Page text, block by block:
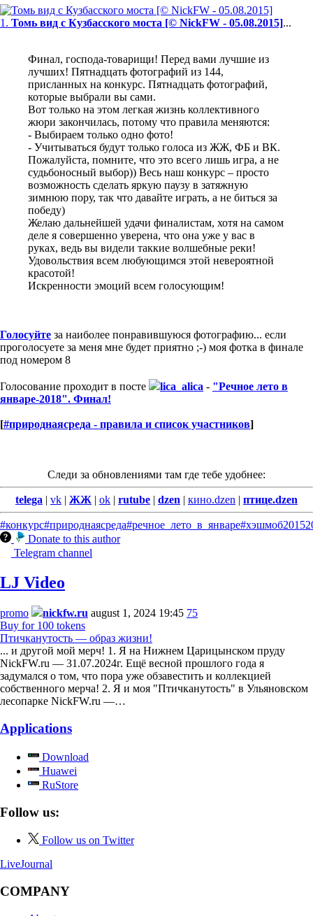
1. Томь вид с Кузбасского моста [© NickFW - 05.08.2015]...
Финал, господа-товарищи! Перед вами лучшие из
лучших! Пятнадцать фотографий из 144,
присланных на конкурс. Пятнадцать фотографий,
которые выбрали вы сами.
Вот только на этом легкая жизнь коллективного
жюри закончилась, потому что правила меняются:
- Выбираем только одно фото!
- Учитываться будут только голоса из ЖЖ, ФБ и ВК.
Пожалуйста, помните, что это всего лишь игра, а не
судьбоносный выбор)) Весь наш конкурс – просто
возможность сделать яркую паузу в затяжную
зимнюю пору, так что давайте играть, а не биться за
победу)
Желаю дальнейшей удачи финалистам, хотя на самом
деле я совершенно уверена, что она уже у вас в
руках, ведь вы видели таккие волшебные реки!
Удовольствия всем любующимся этой невероятной
красотой!
Искренности эмоций всем голосующим!
Голосуйте за наиболее понравившуюся фотографию... если
проголосуете за меня мне будет приятно ;-) моя фотка в финале
под номером 8
Голосование проходит в посте lica_alica - "Речное лето в
январе-2018". Финал!
[#природнаясреда - правила и список участников]
Следи за обновлениями там где тебе удобнее:
telega | vk | ЖЖ | ok | rutube | dzen | кино.dzen | птице.dzen
#конкурс#природнаясреда#речное_лето_в_январе#хэшмоб2015
Donate to this author
Telegram channel
LJ Video
promo nickfw.ru august 1, 2024 19:45 75
Buy for 100 tokens
Птичканутость — образ жизни!
... и другой мой мерч! 1. Я на Нижнем Царицынском пруду
NickFW.ru — 31.07.2024г. Ещё весной прошлого года я
задумался о том, что пора уже обзавестить и коллекцией
собственного мерча! 2. Я и моя "Птичканутость" в Ульяновском
лесопарке NickFW.ru —…
Applications
Download
Huawei
RuStore
Follow us:
Follow us on Twitter
LiveJournal
COMPANY